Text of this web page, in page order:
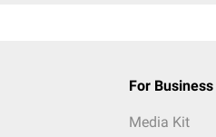
For Business
Media Kit